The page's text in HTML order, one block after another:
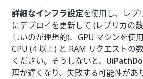
詳細なインフラ設定を使用し、レプ
にデプロイを更新して (レプリカの
しいのが理想的)、GPU マシンを使
CPU (4 以上) と RAM リクエストの
ください。そうしないと、
理が遅くなり、失敗する可能性があ